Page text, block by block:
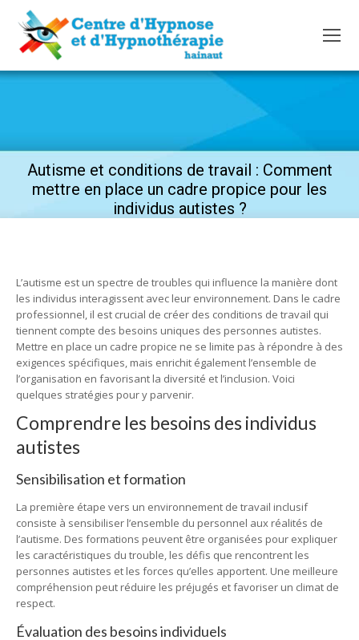
Autisme et conditions de travail : Comment
mettre en place un cadre propice pour les
individus autistes ?
L’autisme est un spectre de troubles qui influence la manière dont
les individus interagissent avec leur environnement. Dans le cadre
professionnel, il est crucial de créer des conditions de travail qui
tiennent compte des besoins uniques des personnes autistes.
Mettre en place un cadre propice ne se limite pas à répondre à des
exigences spécifiques, mais enrichit également l’ensemble de
l’organisation en favorisant la diversité et l’inclusion. Voici
quelques stratégies pour y parvenir.
Comprendre les besoins des individus
autistes
Sensibilisation et formation
La première étape vers un environnement de travail inclusif
consiste à sensibiliser l’ensemble du personnel aux réalités de
l’autisme. Des formations peuvent être organisées pour expliquer
les caractéristiques du trouble, les défis que rencontrent les
personnes autistes et les forces qu’elles apportent. Une meilleure
compréhension peut réduire les préjugés et favoriser un climat de
respect.
Évaluation des besoins individuels